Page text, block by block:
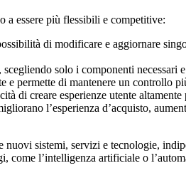
a essere più flessibili e competitive:
di modificare e aggiornare
solo i componenti
e permette di mantenere un controllo
di creare esperienze utente
l’esperienza d’acquisto,
sistemi, servizi e tecnologie,
come l’intelligenza artificiale o